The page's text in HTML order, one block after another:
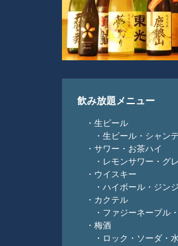
飲み放題メニュー
・生ビール
・生ビール・シャン
・サワー・お茶ハイ
・レモンサワー・グ
・ウイスキー
・ハイボール・ジン
・カクテル
・ファジーネーブル
・梅酒
・ロック・ソーダ・